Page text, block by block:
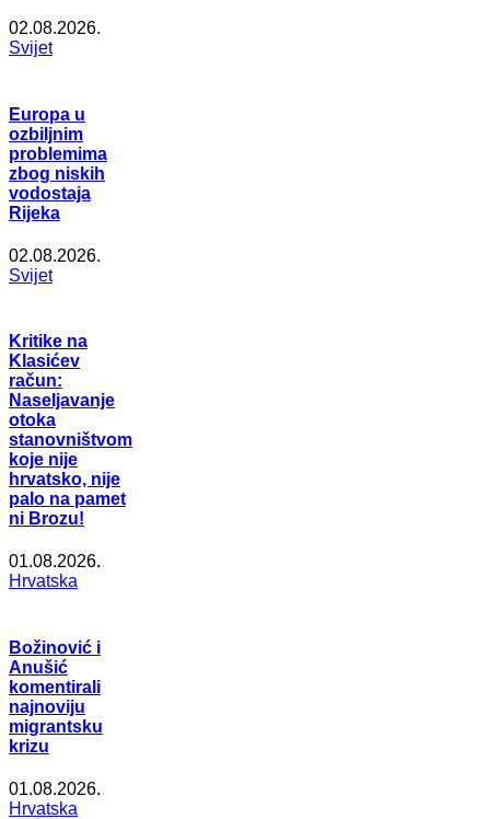
02.08.2026.
Svijet
Europa u
ozbiljnim
problemima
zbog niskih
vodostaja
Rijeka
02.08.2026.
Svijet
Kritike na
Klasićev
račun:
Naseljavanje
otoka
stanovništvom
koje nije
hrvatsko, nije
palo na pamet
ni Brozu!
01.08.2026.
Hrvatska
Božinović i
Anušić
komentirali
najnoviju
migrantsku
krizu
01.08.2026.
Hrvatska